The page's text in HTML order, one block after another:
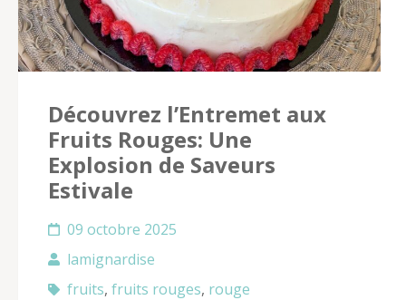
Découvrez l’Entremet aux
Fruits Rouges: Une
Explosion de Saveurs
Estivale
09 octobre 2025
lamignardise
fruits, fruits rouges, rouge